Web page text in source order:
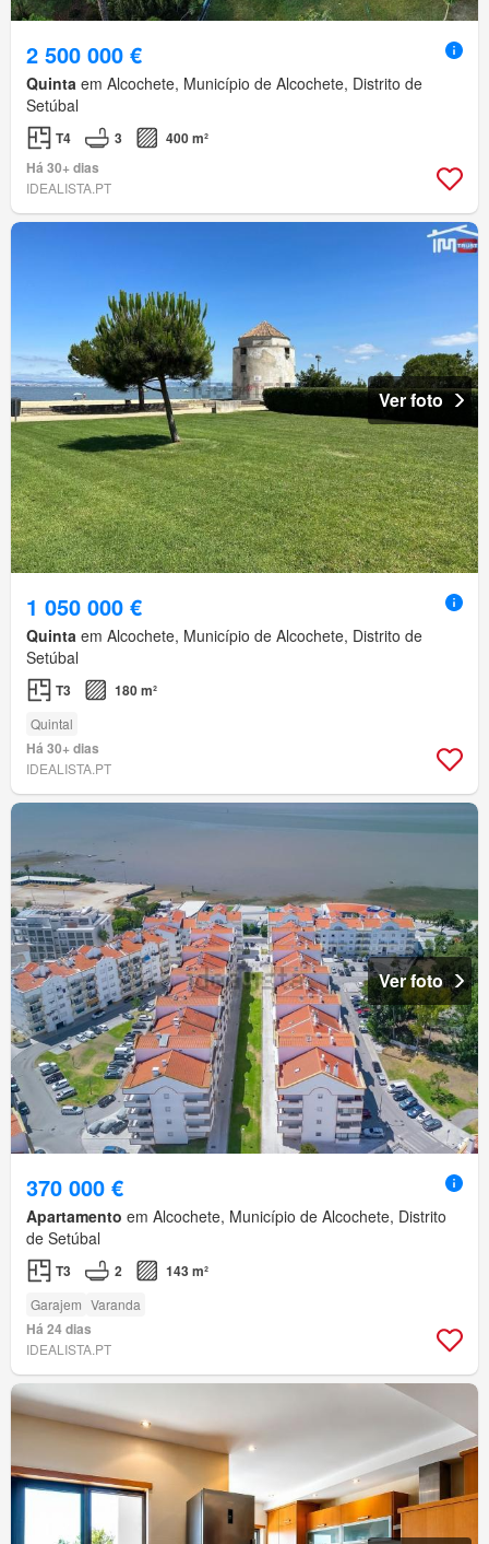
2 500 000 €
Quinta em Alcochete, Município de Alcochete, Distrito de
Setúbal
T4 3
400 m²
Há 30+ dias
IDEALISTA.PT
Ver foto
1 050 000 €
Quinta em Alcochete, Município de Alcochete, Distrito de
Setúbal
T3 180 m²
Quintal
Há 30+ dias
IDEALISTA.PT
Ver foto
370 000 €
Apartamento em Alcochete, Município de Alcochete, Distrito
de Setúbal
T3 2 143 m²
Garajem Varanda
Há 24 dias
IDEALISTA.PT